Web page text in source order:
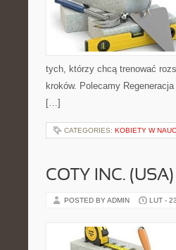
tych, którzy chcą trenować
kroków. Polecamy
[…]
CATEGORIES: KOBIETY W
COTY INC. (USA)
POSTED BY ADMIN LUT -